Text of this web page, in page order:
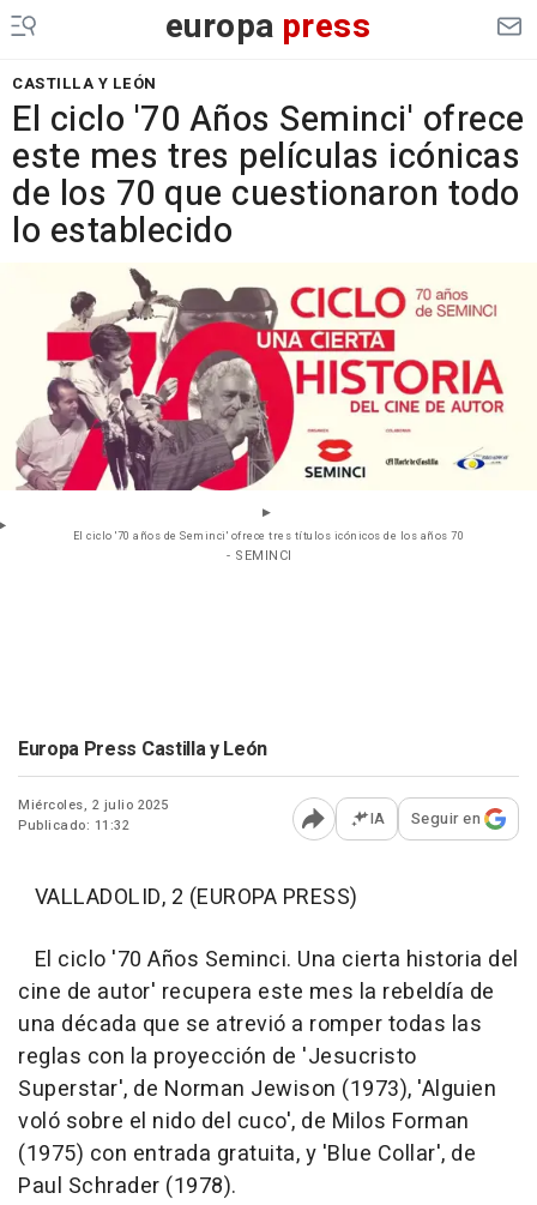
europa press
CASTILLA Y LEÓN
El ciclo '70 Años Seminci' ofrece
este mes tres películas icónicas
de los 70 que cuestionaron todo
lo establecido
El ciclo '70 años de Seminci' ofrece tres títulos icónicos de los años 70
- SEMINCI
Europa Press Castilla y León
Miércoles, 2 julio 2025
Publicado: 11:32
Abrir opciones para
IA Seguir en
VALLADOLID, 2 (EUROPA PRESS)
El ciclo '70 Años Seminci. Una cierta historia del
cine de autor' recupera este mes la rebeldía de
una década que se atrevió a romper todas las
reglas con la proyección de 'Jesucristo
Superstar', de Norman Jewison (1973), 'Alguien
voló sobre el nido del cuco', de Milos Forman
(1975) con entrada gratuita, y 'Blue Collar', de
Paul Schrader (1978).